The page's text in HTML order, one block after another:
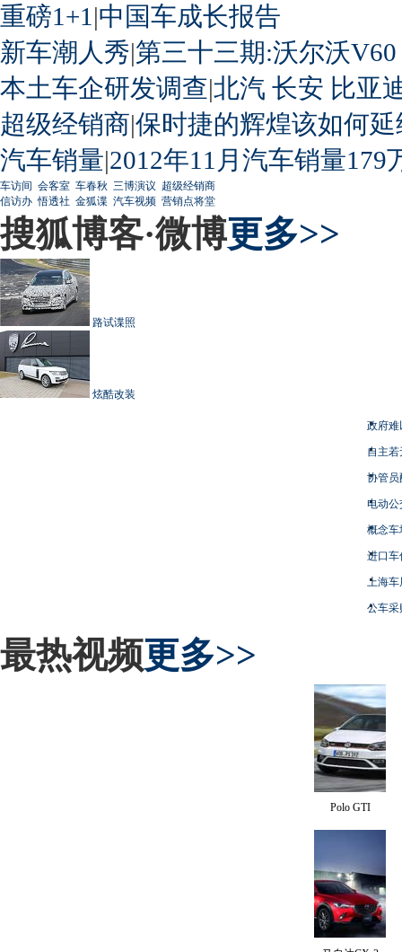
重磅1+1 |中国车成长报告
新车潮人秀|第三十三期:沃尔沃
本土车企研发调查|北汽 长安 比亚
超级经销商|保时捷的辉煌该如何延
汽车销量|2012年11月汽车销量179
车访间 会客室 车春秋 三博演议 超级经销商
信访办 悟透社 金狐谍 汽车视频 营销点将堂
搜狐博客·微博更多>>
路试谍照
炫酷改装
政府难
自主
协管员
电动
概念车
进口车
上海
公车采
最热视频更多>>
Polo GTI